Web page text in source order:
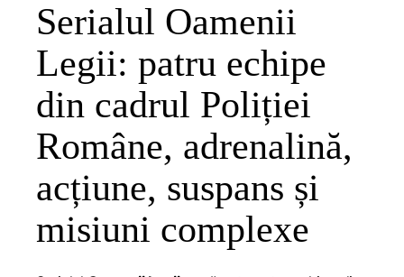
Serialul Oamenii
Legii: patru echipe
din cadrul Poliției
Române, adrenalină,
acțiune, suspans și
misiuni complexe